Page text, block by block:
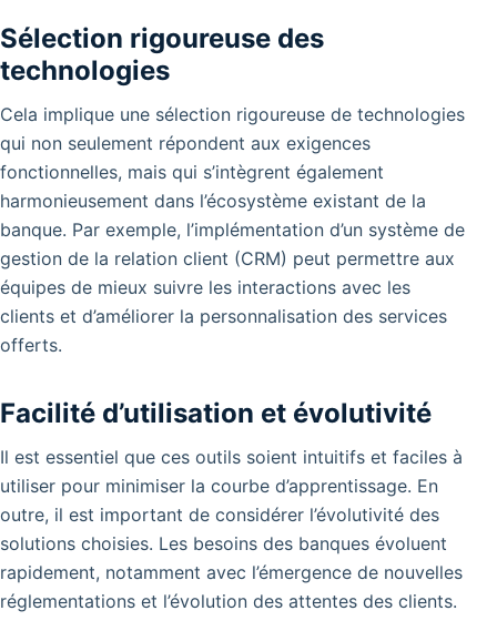
Sélection rigoureuse des
technologies
Cela implique une sélection rigoureuse de technologies
qui non seulement répondent aux exigences
fonctionnelles, mais qui s’intègrent également
harmonieusement dans l’écosystème existant de la
banque. Par exemple, l’implémentation d’un système de
gestion de la relation client (CRM) peut permettre aux
équipes de mieux suivre les interactions avec les
clients et d’améliorer la personnalisation des services
offerts.
Facilité d’utilisation et évolutivité
Il est essentiel que ces outils soient intuitifs et faciles à
utiliser pour minimiser la courbe d’apprentissage. En
outre, il est important de considérer l’évolutivité des
solutions choisies. Les besoins des banques évoluent
rapidement, notamment avec l’émergence de nouvelles
réglementations et l’évolution des attentes des clients.